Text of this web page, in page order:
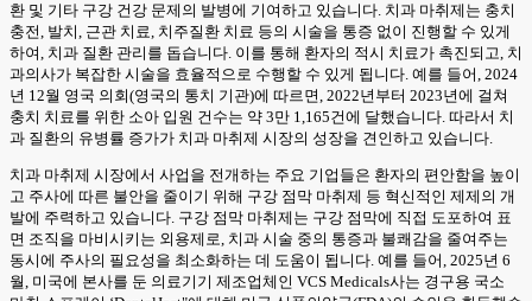
환 및 기타 구강 건강 문제의 발병에 기여하고 있습니다. 치과 마취제는 충치
충전, 발치, 근관 치료, 치주질환 치료 등의 시술을 통증 없이 진행할 수 있게
하여, 치과 질환 관리를 돕습니다. 이를 통해 환자의 적시 치료가 촉진되고, 치
과의사가 복잡한 시술을 효율적으로 수행할 수 있게 됩니다. 예를 들어, 2024
년 12월 영국 의회(영국의 통치 기관)에 따르면, 2022년부터 2023년에 걸쳐
충치 치료를 위한 소아 입원 건수는 약 3만 1,165건에 달했습니다. 따라서 치
과 질환의 유병률 증가가 치과 마취제 시장의 성장을 견인하고 있습니다.
치과 마취제 시장에서 사업을 전개하는 주요 기업들은 환자의 편안함을 높이
고 주사에 따른 불안을 줄이기 위해 구강 점막 마취제 등 혁신적인 제제의 개
발에 주력하고 있습니다. 구강 점막 마취제는 구강 점막에 직접 도포하여 표
면 조직을 마비시키는 외용제로, 치과 시술 중의 통증과 불쾌감을 줄여주는
동시에 주사의 필요성을 최소화하는 데 도움이 됩니다. 예를 들어, 2025년 6
월, 미국에 본사를 둔 의료기기 제조업체인 VCS Medicals사는 경구용 국소